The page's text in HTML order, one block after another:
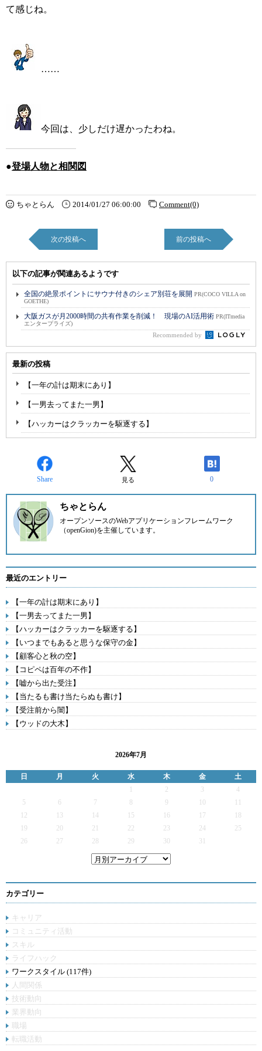
て感じね。
……
今回は、少しだけ遅かったわね。
●登場人物と相関図
ちゃとらん 2014/01/27 06:00:00 Comment(0)
次の投稿へ 前の投稿へ
以下の記事が関連あるようです
全国の絶景ポイントにサウナ付きのシェア別荘を展開 PR(COCO VILLA on
GOETHE)
大阪ガスが月2000時間の共有作業を削減！ 現場のAI活用術 PR(ITmedia
エンタープライズ)
Recommended by
最新の投稿
【一年の計は期末にあり】
【一男去ってまた一男】
【ハッカーはクラッカーを駆逐する】
Share 見る 0
ちゃとらん
オープンソースのWebアプリケーションフレームワーク
（openGion)を主催しています。
最近のエントリー
【一年の計は期末にあり】
【一男去ってまた一男】
【ハッカーはクラッカーを駆逐する】
【いつまでもあると思うな保守の金】
【顧客心と秋の空】
【コピペは百年の不作】
【嘘から出た受注】
【当たるも書け当たらぬも書け】
【受注前から闇】
【ウッドの大木】
2026年7月
日 月 火 水 木 金
土
2 3
4
5
6 7 9
12
13 14 15 16 17
19
20 21 22 23 24
25
26
27 28 29 30 31
カテゴリー
キャリア
コミュニティ活動
スキル
ライフハック
ワークスタイル (117件)
人間関係
技術動向
業界動向
職場
転職活動